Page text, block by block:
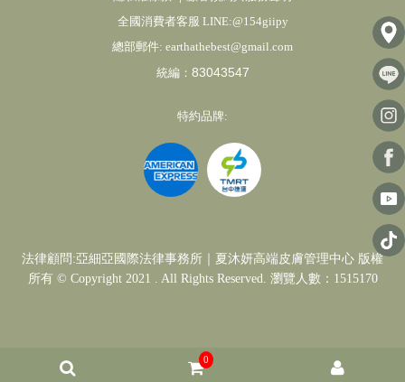
0
全國消費者客服 LINE:@154giipy
總部郵件: earthathebest@gmail.com
統編： 83043547
特約品牌:
法律顧問:亞細亞國際法律事務所｜夏沐妍高端皮膚管理中心 版權
所有 © Copyright 2021 . All Rights Reserved. 瀏覽人數：1515170